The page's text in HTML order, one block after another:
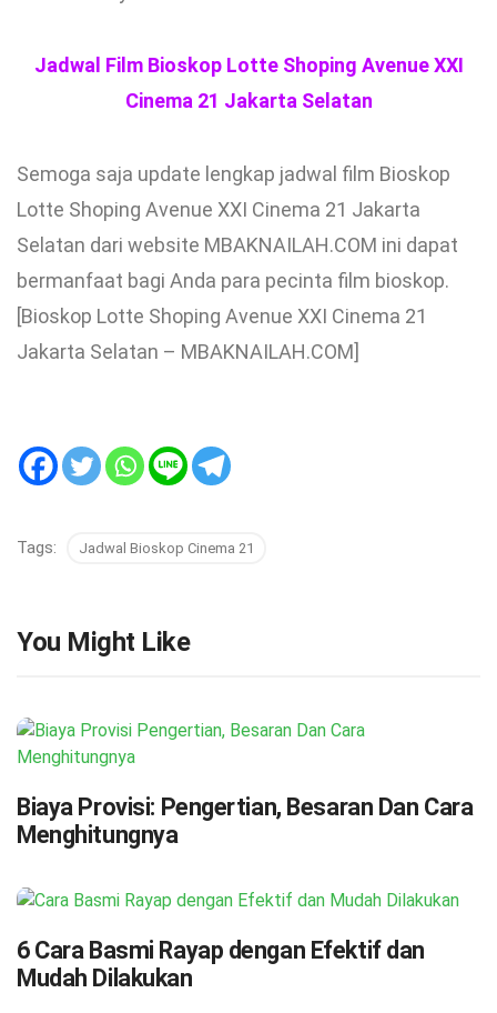
Jadwal Film Bioskop Lotte Shoping Avenue XXI
Cinema 21 Jakarta Selatan
Semoga saja update lengkap jadwal film Bioskop
Lotte Shoping Avenue XXI Cinema 21 Jakarta
Selatan dari website MBAKNAILAH.COM ini dapat
bermanfaat bagi Anda para pecinta film bioskop.
[Bioskop Lotte Shoping Avenue XXI Cinema 21
Jakarta Selatan – MBAKNAILAH.COM]
Tags: Jadwal Bioskop Cinema 21
You Might Like
Biaya Provisi: Pengertian, Besaran Dan Cara
Menghitungnya
6 Cara Basmi Rayap dengan Efektif dan
Mudah Dilakukan